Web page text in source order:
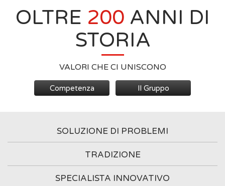
OLTRE 200 ANNI DI
STORIA
VALORI CHE CI UNISCONO
Competenza Il Gruppo
SOLUZIONE DI PROBLEMI
TRADIZIONE
SPECIALISTA INNOVATIVO